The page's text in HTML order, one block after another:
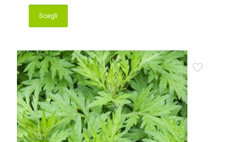
Scegli
Questo
prodotto
più
varianti.
Le
opzioni
possono
essere
scelte
nella
pagina
del